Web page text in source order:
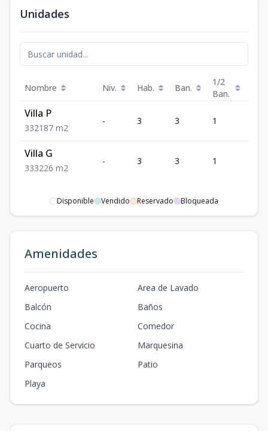
Unidades
Nombre Niv. Hab. Ban.
1/2
Ban.
Villa P
332187 m2
- 3 3 1
Villa G
333226 m2
- 3 3 1
Disponible Vendido Reservado Bloqueada
Amenidades
Aeropuerto
Area de Lavado
Balcón
Baños
Cocina
Comedor
Cuarto de Servicio
Marquesina
Parqueos
Patio
Playa